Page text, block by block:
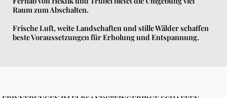
Raum zum Abschalten.
Frische Luft, weite Landschaften und stille Wälder schaffen
beste Voraussetzungen für Erholung und Entspannung.